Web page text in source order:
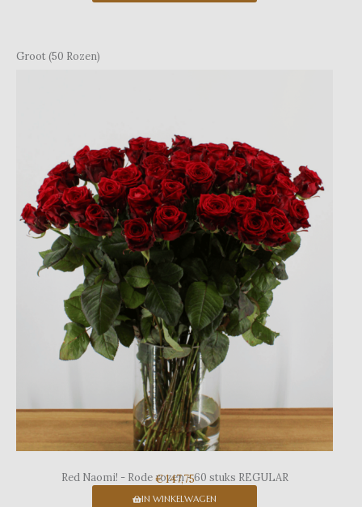
Groot (50 Rozen)
Red Naomi! - Rode rozen - 60 stuks REGULAR
€ 147,75
IN WINKELWAGEN